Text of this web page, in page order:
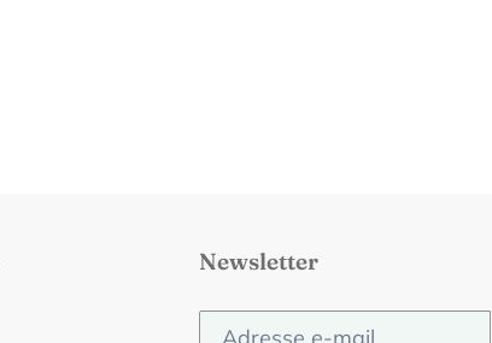
Newsletter